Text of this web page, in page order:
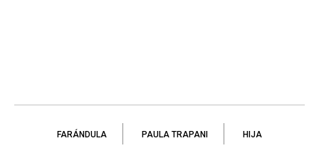
FARÁNDULA PAULA TRAPANI HIJA